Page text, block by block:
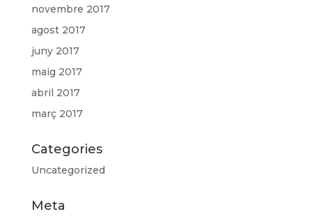
novembre 2017
agost 2017
juny 2017
maig 2017
abril 2017
març 2017
Categories
Uncategorized
Meta